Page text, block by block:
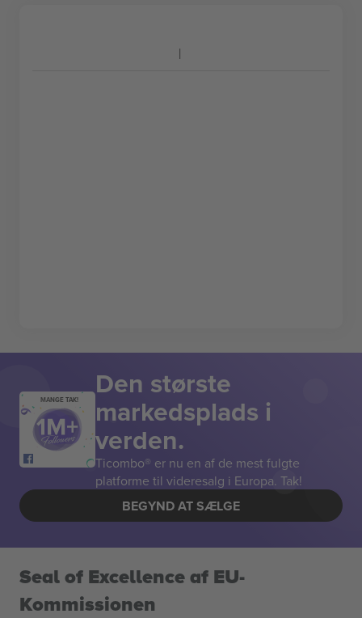
MANGE TAK! Den største
markedsplads i
verden.
Ticombo® er nu en af de mest fulgte
platforme til videresalg i Europa. Tak!
BEGYND AT SÆLGE
Seal of Excellence af EU-
Kommissionen